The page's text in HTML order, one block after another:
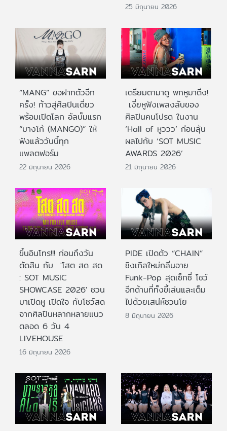
25 มิถุนายน 2026
“MANG” ขอฝากตัวอีก
ครั้ง! ก้าวสู่ศิลปินเดี่ยว
พร้อมเปิดโลก อัลบั้มแรก
“มางโก้ (MANGO)” ให้
ฟังแล้ววันนี้ทุก
แพลตฟอร์ม
22 มิถุนายน 2026
เตรียมตามาดู พกหูมาติ่ง!
เงี่ยหูฟังเพลงลับของ
ศิลปินคนโปรด ในงาน
‘Hall of หูววว’ ก่อนลุ้น
ผลไปกับ ‘SOT MUSIC
AWARDS 2026’
21 มิถุนายน 2026
ขึ้นอินโทร!!! ก่อนถึงวัน
ตัดสิน กับ 'โสต สด สด
: SOT MUSIC
SHOWCASE 2026' ชวน
มาเปิดหู เปิดใจ กับโชว์สด
จากศิลปินหลากหลายแนว
ตลอด 6 วัน 4
LIVEHOUSE
16 มิถุนายน 2026
PIDE เปิดตัว “CHAIN”
ซิงเกิลใหม่กลิ่นอาย
Funk-Pop สุดเซ็กซี่ โชว์
อีกด้านที่ทั้งขี้เล่นและเต็ม
ไปด้วยเสน่ห์ชวนโย
8 มิถุนายน 2026